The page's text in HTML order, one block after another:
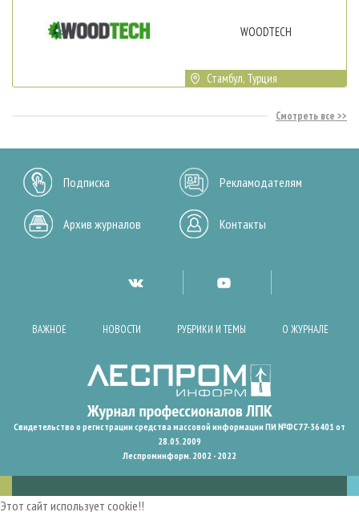
WOODTECH
Стамбул, Турция
Смотреть все
Подписка Рекламодателям
Архив журналов Контакты
ВАЖНОЕ НОВОСТИ РУБРИКИ И ТЕМЫ О ЖУРНАЛЕ
Свидетельство о регистрации средства массовой информации ПИ №ФС77-36401 от
28.05.2009
Леспроминформ. 2002 - 2022
Этот сайт использует cookie!!